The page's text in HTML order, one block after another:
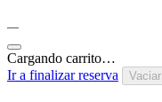
—
Cargando carrito…
Ir a finalizar reserva
Vaciar